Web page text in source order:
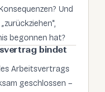
Und
begonnen hat?
bindet
Arbeitsvertrags
geschlossen –